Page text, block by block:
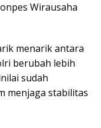
Wirausaha
menarik antara
berubah lebih
sudah
menjaga stabilitas